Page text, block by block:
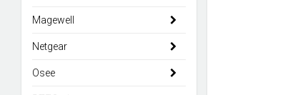
Magewell
Netgear
Osee